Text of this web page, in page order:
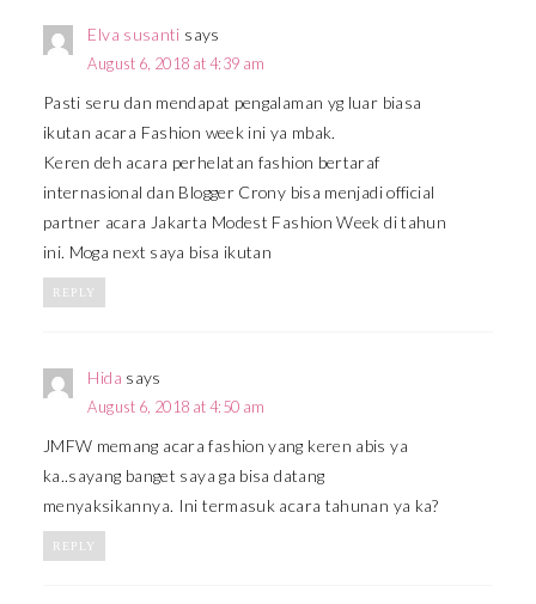
Elva susanti says
August 6, 2018 at 4:39 am
Pasti seru dan mendapat pengalaman yg luar biasa
ikutan acara Fashion week ini ya mbak.
Keren deh acara perhelatan fashion bertaraf
internasional dan Blogger Crony bisa menjadi official
partner acara Jakarta Modest Fashion Week di tahun
ini. Moga next saya bisa ikutan
REPLY
Hida says
August 6, 2018 at 4:50 am
JMFW memang acara fashion yang keren abis ya
ka..sayang banget saya ga bisa datang
menyaksikannya. Ini termasuk acara tahunan ya ka?
REPLY